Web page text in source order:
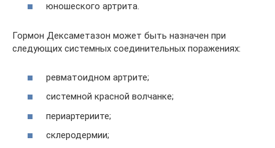
юношеского артрита.
Гормон Дексаметазон может быть назначен при
следующих системных соединительных поражениях:
ревматоидном артрите;
системной красной волчанке;
периартериите;
склеродермии;